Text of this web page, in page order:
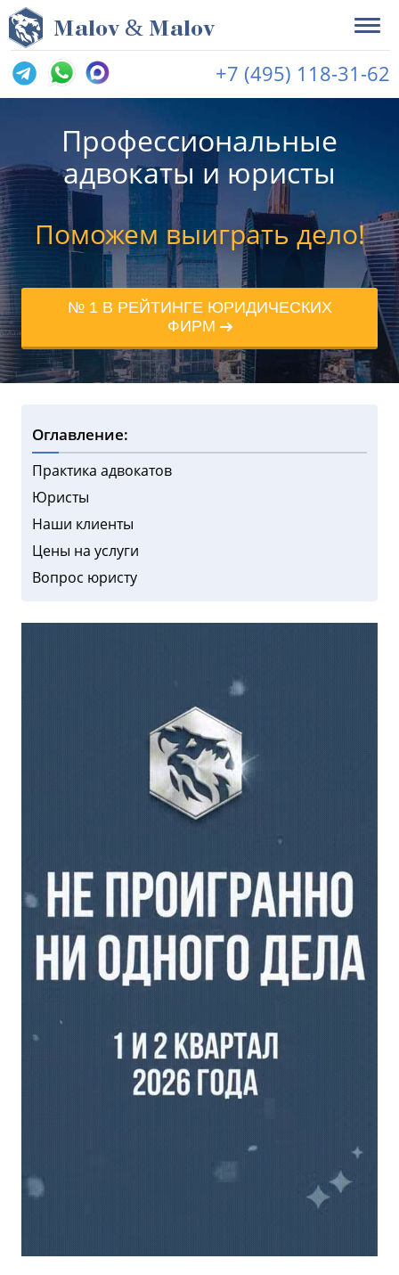
Malov & Malov
+7 (495) 118-31-62
Профессиональные
адвокаты и юристы
Поможем выиграть дело!
№ 1 В РЕЙТИНГЕ ЮРИДИЧЕСКИХ
ФИРМ
Оглавление:
Практика адвокатов
Юристы
Наши клиенты
Цены на услуги
Вопрос юристу